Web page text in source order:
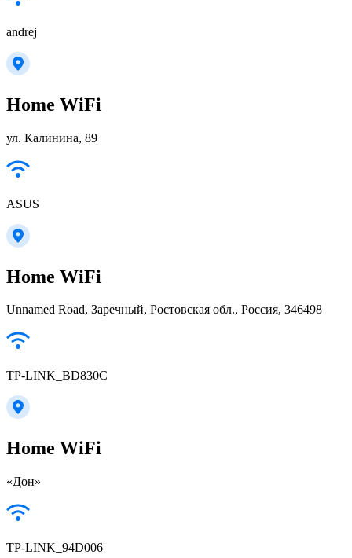
andrej
Home WiFi
ул. Калинина, 89
ASUS
Home WiFi
Unnamed Road, Заречный, Ростовская обл., Россия, 346498
TP-LINK_BD830C
Home WiFi
«Дон»
TP-LINK_94D006